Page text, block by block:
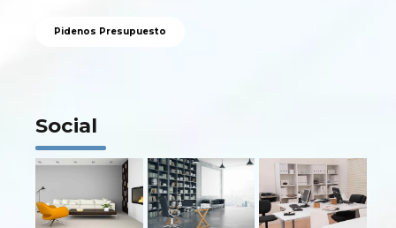
Pidenos Presupuesto
Social